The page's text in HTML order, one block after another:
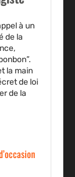
à un
de la
la main
de loi
de la